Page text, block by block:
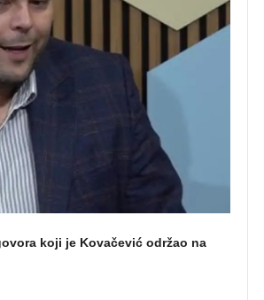
koji je Kovačević održao na